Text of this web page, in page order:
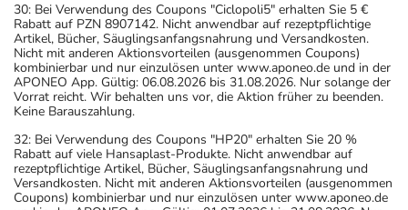
30: Bei Verwendung des Coupons "Ciclopoli5" erhalten Sie 5 €
Rabatt auf PZN 8907142. Nicht anwendbar auf rezeptpflichtige
Artikel, Bücher, Säuglingsanfangsnahrung und Versandkosten.
Nicht mit anderen Aktionsvorteilen (ausgenommen Coupons)
kombinierbar und nur einzulösen unter www.aponeo.de und in der
APONEO App. Gültig: 06.08.2026 bis 31.08.2026. Nur solange der
Vorrat reicht. Wir behalten uns vor, die Aktion früher zu beenden.
Keine Barauszahlung.
32: Bei Verwendung des Coupons "HP20" erhalten Sie 20 %
Rabatt auf viele Hansaplast-Produkte. Nicht anwendbar auf
rezeptpflichtige Artikel, Bücher, Säuglingsanfangsnahrung und
Versandkosten. Nicht mit anderen Aktionsvorteilen (ausgenommen
Coupons) kombinierbar und nur einzulösen unter www.aponeo.de